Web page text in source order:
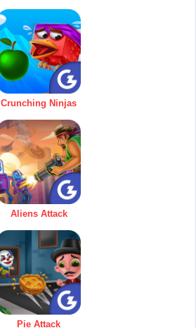
Crunching Ninjas
Aliens Attack
Pie Attack